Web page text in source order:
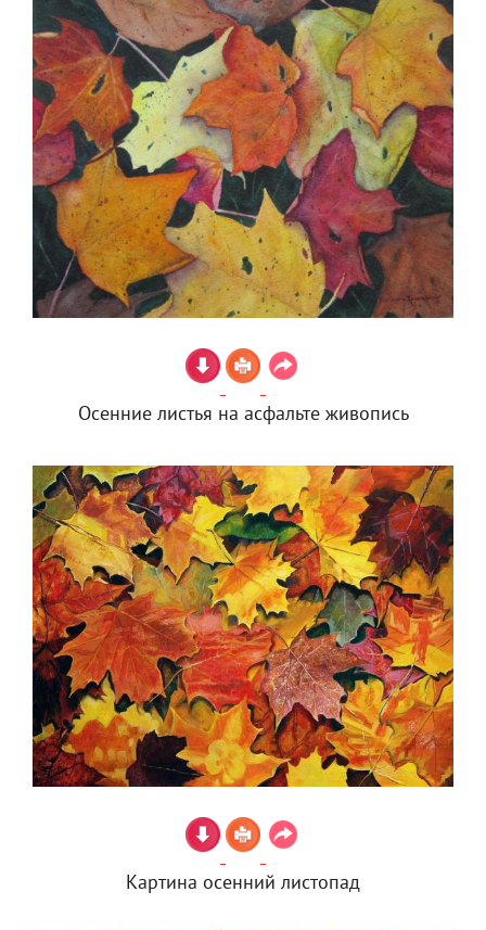
Осенние листья на асфальте живопись
Картина осенний листопад